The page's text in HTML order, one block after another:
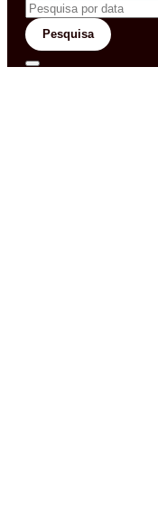
Pesquisa